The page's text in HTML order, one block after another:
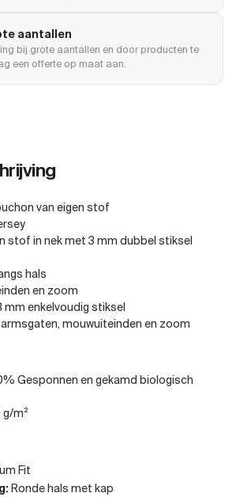
aantallen
bij grote aantallen en door producten te
een offerte op maat aan.
van eigen stof
stof in nek met 3 mm dubbel stiksel
hals
en zoom
mm enkelvoudig stiksel
mouwuiteinden en zoom
Gesponnen en gekamd biologisch
m²
Fit
Ronde hals met kap